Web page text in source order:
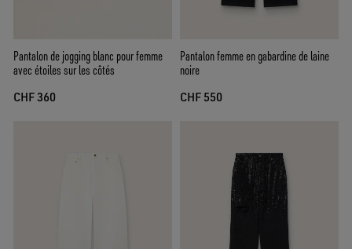
Pantalon de jogging blanc pour femme
avec étoiles sur les côtés
CHF 360
Pantalon femme en gabardine de laine
noire
CHF 550